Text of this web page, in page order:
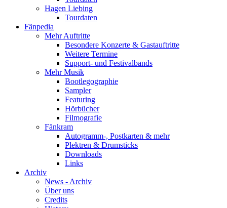
Hagen Liebing
Tourdaten
Fänpedia
Mehr Auftritte
Besondere Konzerte & Gastauftritte
Weitere Termine
Support- und Festivalbands
Mehr Musik
Bootlegographie
Sampler
Featuring
Hörbücher
Filmografie
Fänkram
Autogramm-, Postkarten & mehr
Plektren & Drumsticks
Downloads
Links
Archiv
News - Archiv
Über uns
Credits